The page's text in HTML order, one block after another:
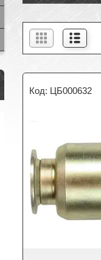
ЦБ000632